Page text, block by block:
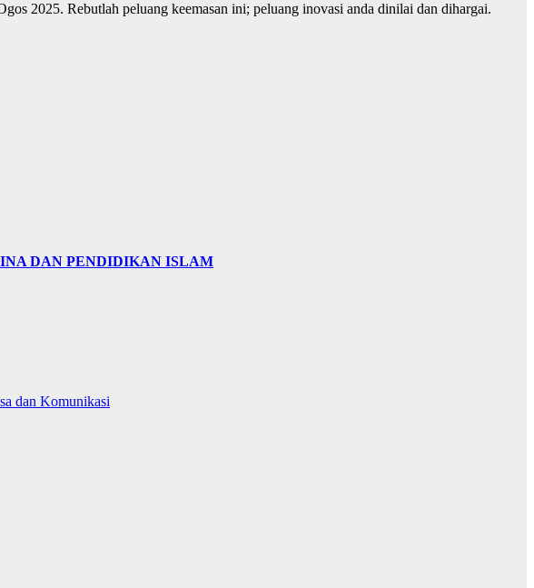
2025. Rebutlah peluang keemasan ini; peluang inovasi anda dinilai dan dihargai.
DAN PENDIDIKAN ISLAM
dan Komunikasi